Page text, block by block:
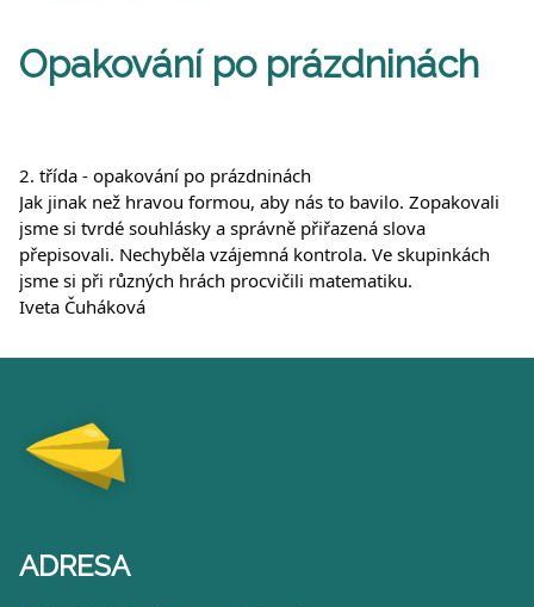
Opakování po prázdninách
2. třída - opakování po prázdninách
Jak jinak než hravou formou, aby nás to bavilo. Zopakovali
jsme si tvrdé souhlásky a správně přiřazená slova
přepisovali. Nechyběla vzájemná kontrola. Ve skupinkách
jsme si při různých hrách procvičili matematiku.
Iveta Čuháková
ADRESA